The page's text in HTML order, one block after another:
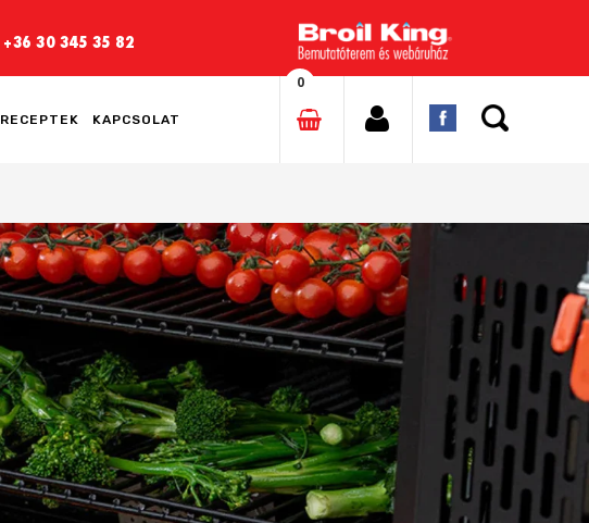
+36 30 345 35 82
RECEPTEK KAPCSOLAT
0